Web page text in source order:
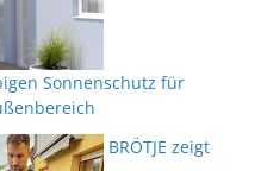
Sonnenschutz für
BRÖTJE zeigt